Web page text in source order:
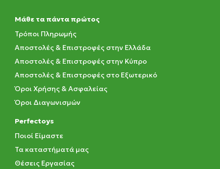
Μάθε τα πάντα πρώτος
Τρόποι Πληρωμής
Αποστολές & Επιστροφές στην Ελλάδα
Αποστολές & Επιστροφές στην Κύπρο
Αποστολές & Επιστροφές στο Εξωτερικό
Όροι Χρήσης & Ασφαλείας
Όροι Διαγωνισμών
Perfectoys
Ποιοί Είμαστε
Τα καταστήματά μας
Θέσεις Εργασίας